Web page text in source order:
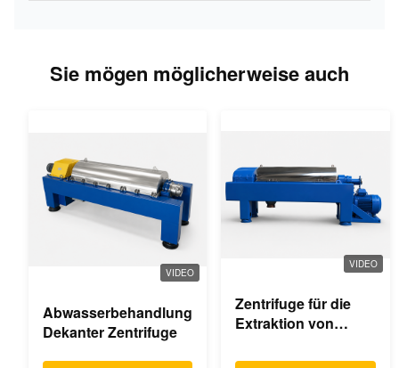
Sie mögen möglicherweise auch
VIDEO
Abwasserbehandlung
Dekanter Zentrifuge
VIDEO
Zentrifuge für die
Extraktion von